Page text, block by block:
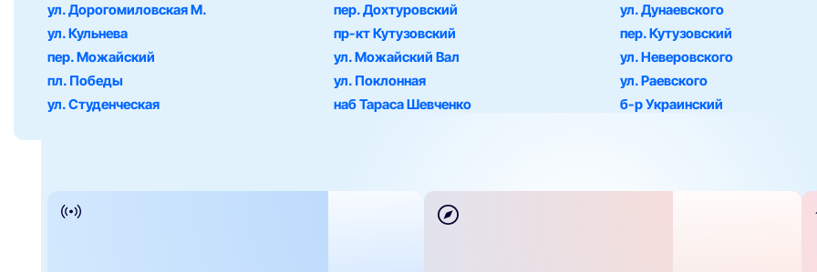
ул. Дорогомиловская М.
пер. Дохтуровский ул. Дунаевского
ул. Кульнева
пр-кт Кутузовский пер. Кутузовский
пер. Можайский
ул. Можайский Вал ул. Неверовского
пл. Победы
ул. Поклонная ул. Раевского
ул. Студенческая
наб Тараса Шевченко б-р Украинский